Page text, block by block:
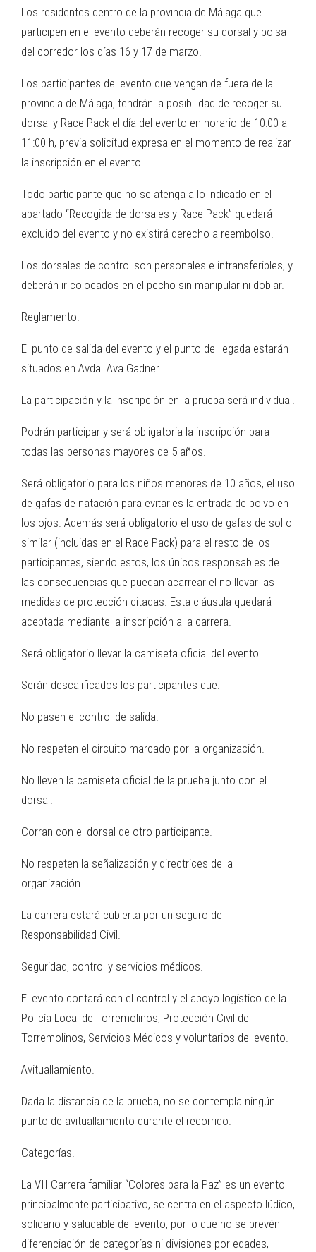
Los residentes dentro de la provincia de Málaga que
participen en el evento deberán recoger su dorsal y bolsa
del corredor los días 16 y 17 de marzo.
Los participantes del evento que vengan de fuera de la
provincia de Málaga, tendrán la posibilidad de recoger su
dorsal y Race Pack el día del evento en horario de 10:00 a
11:00 h, previa solicitud expresa en el momento de realizar
la inscripción en el evento.
Todo participante que no se atenga a lo indicado en el
apartado “Recogida de dorsales y Race Pack” quedará
excluido del evento y no existirá derecho a reembolso.
Los dorsales de control son personales e intransferibles, y
deberán ir colocados en el pecho sin manipular ni doblar.
Reglamento.
El punto de salida del evento y el punto de llegada estarán
situados en Avda. Ava Gadner.
La participación y la inscripción en la prueba será individual.
Podrán participar y será obligatoria la inscripción para
todas las personas mayores de 5 años.
Será obligatorio para los niños menores de 10 años, el uso
de gafas de natación para evitarles la entrada de polvo en
los ojos. Además será obligatorio el uso de gafas de sol o
similar (incluidas en el Race Pack) para el resto de los
participantes, siendo estos, los únicos responsables de
las consecuencias que puedan acarrear el no llevar las
medidas de protección citadas. Esta cláusula quedará
aceptada mediante la inscripción a la carrera.
Será obligatorio llevar la camiseta oficial del evento.
Serán descalificados los participantes que:
No pasen el control de salida.
No respeten el circuito marcado por la organización.
No lleven la camiseta oficial de la prueba junto con el
dorsal.
Corran con el dorsal de otro participante.
No respeten la señalización y directrices de la
organización.
La carrera estará cubierta por un seguro de
Responsabilidad Civil.
Seguridad, control y servicios médicos.
El evento contará con el control y el apoyo logístico de la
Policía Local de Torremolinos, Protección Civil de
Torremolinos, Servicios Médicos y voluntarios del evento.
Avituallamiento.
Dada la distancia de la prueba, no se contempla ningún
punto de avituallamiento durante el recorrido.
Categorías.
La VII Carrera familiar “Colores para la Paz” es un evento
principalmente participativo, se centra en el aspecto lúdico,
solidario y saludable del evento, por lo que no se prevén
diferenciación de categorías ni divisiones por edades,